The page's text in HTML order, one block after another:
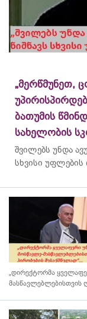
„მერწმუნეთ,
ბათუმის
სახელობის
შვილებს უნდა
სხვისი უფლების
„დირექტორმა
მასწავლებლებისთვის